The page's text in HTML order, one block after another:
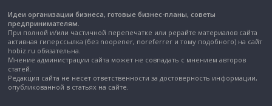
Идеи организации бизнеса, готовые бизнес-планы, советы
предпринимателям.
При полной и/или частичной перепечатке или рерайте материалов сайта
активная гиперссылка (без noopener, noreferrer и тому подобного) на сайт
hobiz.ru обязательна.
Мнение администрации сайта может не совпадать с мнением авторов
статей.
Редакция сайта не несет ответственности за достоверность информации,
опубликованной в статьях на сайте.